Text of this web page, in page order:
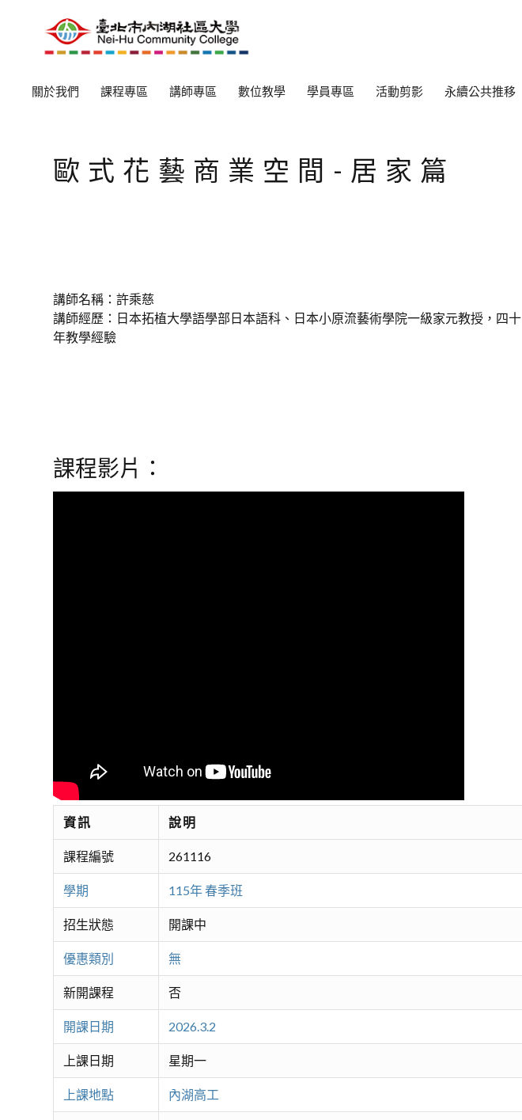
關於我們 課程專區 講師專區 數位教學 學員專區 活動剪影 永續公共推移
歐式花藝商業空間-居家篇
講師名稱：許乘慈
講師經歷：日本拓植大學語學部日本語科、日本小原流藝術學院一級家元教授，四十
年教學經驗
課程影片：
資訊 說明
課程編號 261116
學期 115年 春季班
招生狀態 開課中
優惠類別 無
新開課程 否
開課日期 2026.3.2
上課日期 星期一
上課地點 內湖高工